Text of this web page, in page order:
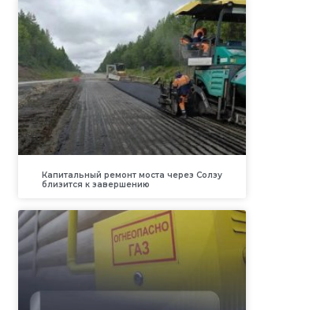
Капитальный ремонт моста через Солзу
близится к завершению